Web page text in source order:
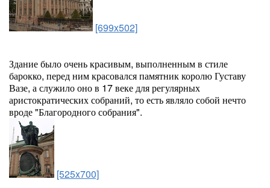
[699x502]
Здание было очень красивым, выполненным в стиле
барокко, перед ним красовался памятник королю Густаву
Вазе, а служило оно в 17 веке для регулярных
аристократических собраний, то есть являло собой нечто
вроде "Благородного собрания".
[525x700]